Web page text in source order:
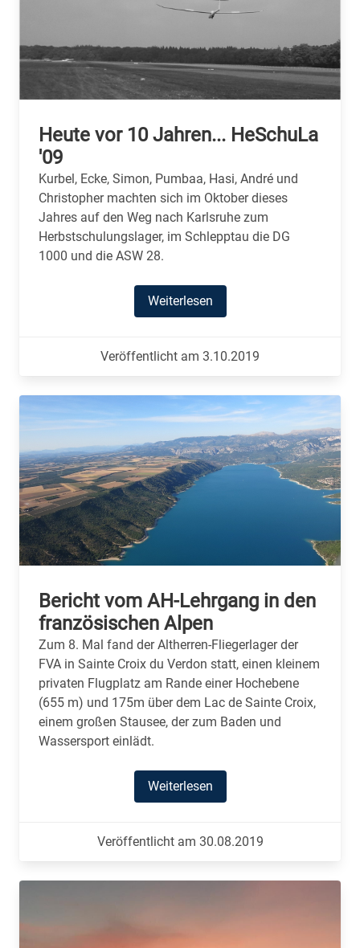
Heute vor 10 Jahren... HeSchuLa
'09
Kurbel, Ecke, Simon, Pumbaa, Hasi, André und
Christopher machten sich im Oktober dieses
Jahres auf den Weg nach Karlsruhe zum
Herbstschulungslager, im Schlepptau die DG
1000 und die ASW 28.
Weiterlesen
Veröffentlicht am 3.10.2019
Bericht vom AH-Lehrgang in den
französischen Alpen
Zum 8. Mal fand der Altherren-Fliegerlager der
FVA in Sainte Croix du Verdon statt, einen kleinem
privaten Flugplatz am Rande einer Hochebene
(655 m) und 175m über dem Lac de Sainte Croix,
einem großen Stausee, der zum Baden und
Wassersport einlädt.
Weiterlesen
Veröffentlicht am 30.08.2019